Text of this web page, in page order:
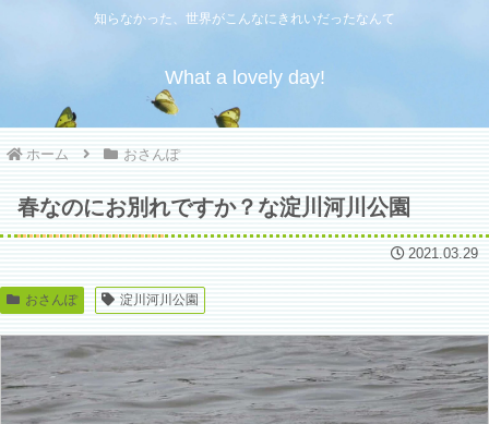
知らなかった、世界がこんなにきれいだったなんて
What a lovely day!
ホーム おさんぽ
春なのにお別れですか？な淀川河川公園
2021.03.29
おさんぽ 淀川河川公園